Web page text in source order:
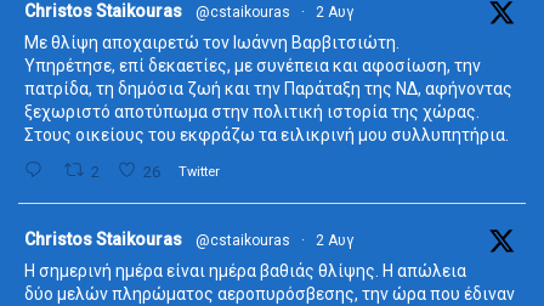
Christos Staikouras @cstaikouras · 2 Αυγ
Με θλίψη αποχαιρετώ τον Ιωάννη Βαρβιτσιώτη.
Υπηρέτησε, επί δεκαετίες, με συνέπεια και αφοσίωση, την
πατρίδα, τη δημόσια ζωή και την Παράταξη της ΝΔ, αφήνοντας
ξεχωριστό αποτύπωμα στην πολιτική ιστορία της χώρας.
Στους οικείους του εκφράζω τα ειλικρινή μου συλλυπητήρια.
2 26 Twitter
Christos Staikouras @cstaikouras · 2 Αυγ
Η σημερινή ημέρα είναι ημέρα βαθιάς θλίψης. Η απώλεια
δύο μελών πληρώματος αεροπυρόσβεσης, την ώρα που έδιναν